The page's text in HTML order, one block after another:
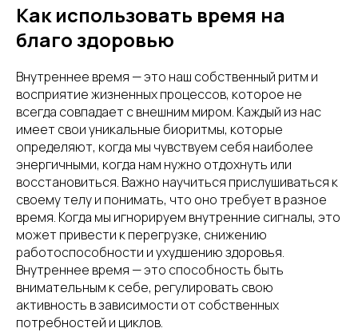
Как использовать время на
благо здоровью
Внутреннее время — это наш собственный ритм и
восприятие жизненных процессов, которое не
всегда совпадает с внешним миром. Каждый из нас
имеет свои уникальные биоритмы, которые
определяют, когда мы чувствуем себя наиболее
энергичными, когда нам нужно отдохнуть или
восстановиться. Важно научиться прислушиваться к
своему телу и понимать, что оно требует в разное
время. Когда мы игнорируем внутренние сигналы, это
может привести к перегрузке, снижению
работоспособности и ухудшению здоровья.
Внутреннее время — это способность быть
внимательным к себе, регулировать свою
активность в зависимости от собственных
потребностей и циклов.